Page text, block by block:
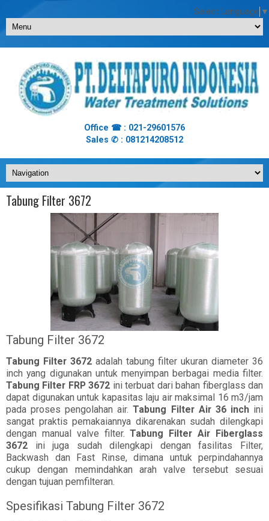
Select Language ▼
Office ☎ : 021-29601576
Sales ✆ : 081214208512
Tabung Filter 3672
Tabung Filter 3672
Tabung Filter 3672 adalah tabung filter ukuran diameter 36
inch yang digunakan untuk menyimpan berbagai media filter.
Tabung Filter FRP 3672 ini terbuat dari bahan fiberglass dan
dapat digunakan untuk kapasitas laju air maksimal 16 m3/jam
pada proses pengolahan air.Tabung Filter Air 36 inchini
sangat praktis pemakaiannya dikarenakan sudah dilengkapi
dengan manual valve filter.Tabung Filter Air Fiberglass
3672 ini juga sudah dilengkapi dengan fasilitas Filter,
Backwash dan Fast Rinse, dimana untuk perpindahannya
cukup dengan memindahkan arah valve tersebut sesuai
dengan tujuan pemfilteran.
Spesifikasi Tabung Filter 3672